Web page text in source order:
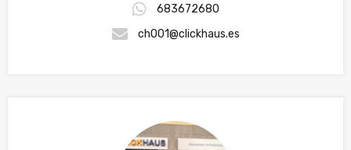
683672680
ch001@clickhaus.es